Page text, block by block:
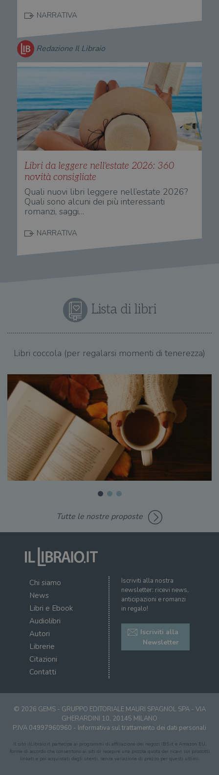
NARRATIVA
Redazione Il Libraio
Libri da leggere nell'estate 2026: 360
novità consigliate
Quali nuovi libri leggere nell’estate 2026?
Quali sono alcuni dei più interessanti
romanzi, saggi…
NARRATIVA
Lista di libri
Libri coccola (per regalarsi momenti di tenerezza)
Tutte le nostre proposte
Chi siamo
News
Libri e Ebook
Audiolibri
Autori
Librerie
Citazioni
Contatti
Iscriviti alla nostra
newsletter: ricevi news,
anticipazioni e romanzi
in regalo!
Iscriviti alla
Newsletter
© 2026 GEMS - GRUPPO EDITORIALE MAURI SPAGNOL SPA - VIA
GHERARDINI 10, 20145 MILANO
P.IVA 04997960960 - Informativa sul trattamento dei dati personali
Il sito ilLibraio.it partecipa ai programmi di affiliazione dei negozi IBS.it e Amazon EU,
forme di accordo che consentono ai siti di recepire una piccola quota dei ricavi sui prodotti
linkati e poi acquistati dagli utenti, senza variazione di prezzo per questi ultimi.